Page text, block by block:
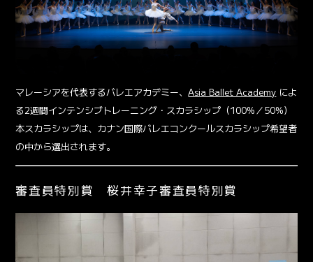
マレーシアを代表するバレエアカデミー、Asia Ballet Academy によ
る2週間インテンシブトレーニング・スカラシップ（100%／50%）
本スカラシップは、カナン国際バレエコンクールスカラシップ希望者
の中から選出されます。
審査員特別賞 桜井幸子審査員特別賞